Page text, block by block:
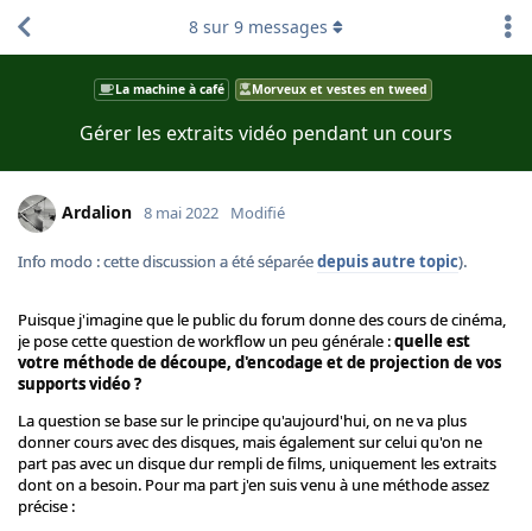
La machine à café Morveux et vestes en tweed
Gérer les extraits vidéo pendant un cours
8 sur 9 messages
Ardalion 8 mai 2022 Modifié
Info modo : cette discussion a été séparéedepuis autre topic).
Puisque j'imagine que le public du forum donne des cours de cinéma,
je pose cette question de workflow un peu générale :quelle est
votre méthode de découpe, d'encodage et de projection de vos
supports vidéo ?
La question se base sur le principe qu'aujourd'hui, on ne va plus
donner cours avec des disques, mais également sur celui qu'on ne
part pas avec un disque dur rempli de films, uniquement les extraits
dont on a besoin. Pour ma part j'en suis venu à une méthode assez
précise :